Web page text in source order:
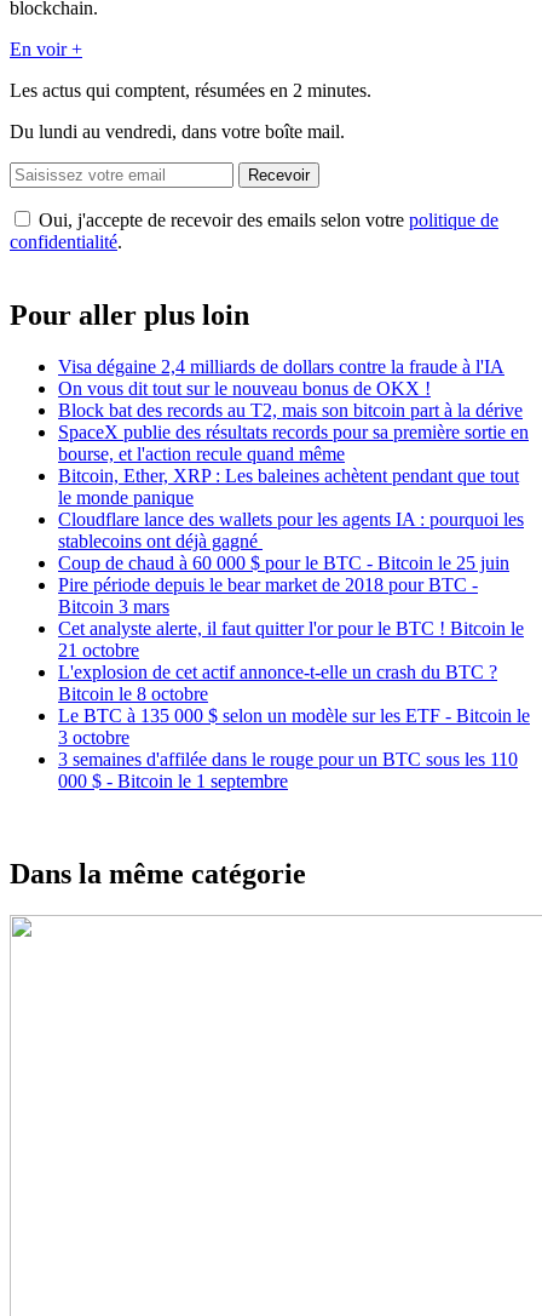
blockchain.
En voir +
Les actus qui comptent, résumées en 2 minutes.
Du lundi au vendredi, dans votre boîte mail.
Recevoir
Oui, j'accepte de recevoir des emails selon votre politique de
confidentialité.
Pour aller plus loin
Visa dégaine 2,4 milliards de dollars contre la fraude à l'IA
On vous dit tout sur le nouveau bonus de OKX !
Block bat des records au T2, mais son bitcoin part à la dérive
SpaceX publie des résultats records pour sa première sortie en
bourse, et l'action recule quand même
Bitcoin, Ether, XRP : Les baleines achètent pendant que tout
le monde panique
Cloudflare lance des wallets pour les agents IA : pourquoi les
stablecoins ont déjà gagné
Coup de chaud à 60 000 $ pour le BTC - Bitcoin le 25 juin
Pire période depuis le bear market de 2018 pour BTC -
Bitcoin 3 mars
Cet analyste alerte, il faut quitter l'or pour le BTC ! Bitcoin le
21 octobre
L'explosion de cet actif annonce-t-elle un crash du BTC ?
Bitcoin le 8 octobre
Le BTC à 135 000 $ selon un modèle sur les ETF - Bitcoin le
3 octobre
3 semaines d'affilée dans le rouge pour un BTC sous les 110
000 $ - Bitcoin le 1 septembre
Dans la même catégorie